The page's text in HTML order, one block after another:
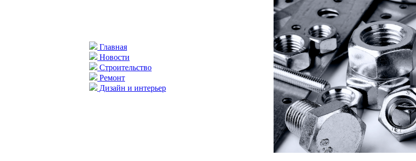
Главная
Новости
Строительство
Ремонт
Дизайн и интерьер